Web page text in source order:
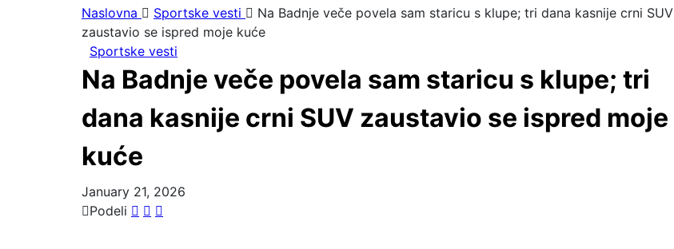
Naslovna Sportske vesti
Na Badnje veče povela sam staricu s klupe; tri dana kasnije crni SUV
zaustavio se ispred moje kuće
Sportske vesti
Na Badnje veče povela sam staricu s klupe; tri
dana kasnije crni SUV zaustavio se ispred moje
kuće
January 21, 2026
Podeli